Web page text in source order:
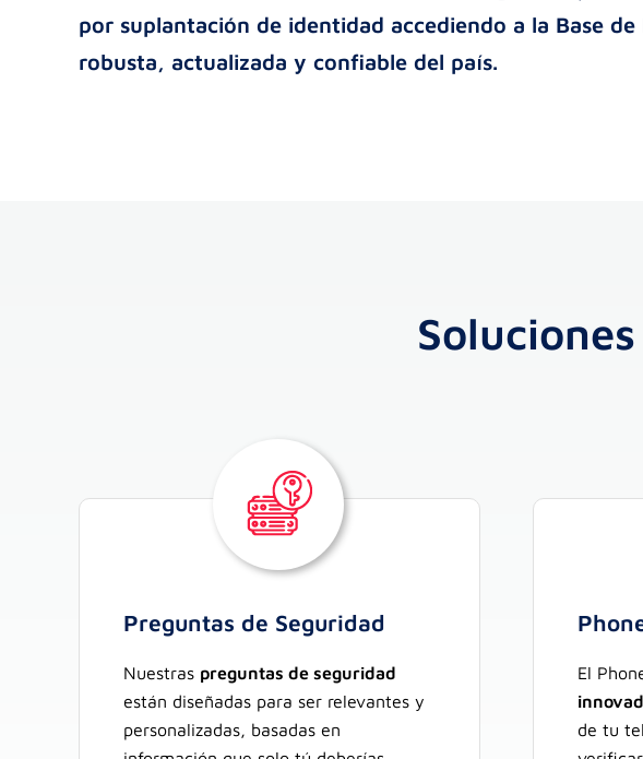
por suplantación de identidad accediendo a la Base
robusta, actualizada y confiable del país.
Preguntas de Seguridad
Nuestras preguntas de seguridad
están diseñadas para ser relevantes y
personalizadas, basadas en
El
de tu